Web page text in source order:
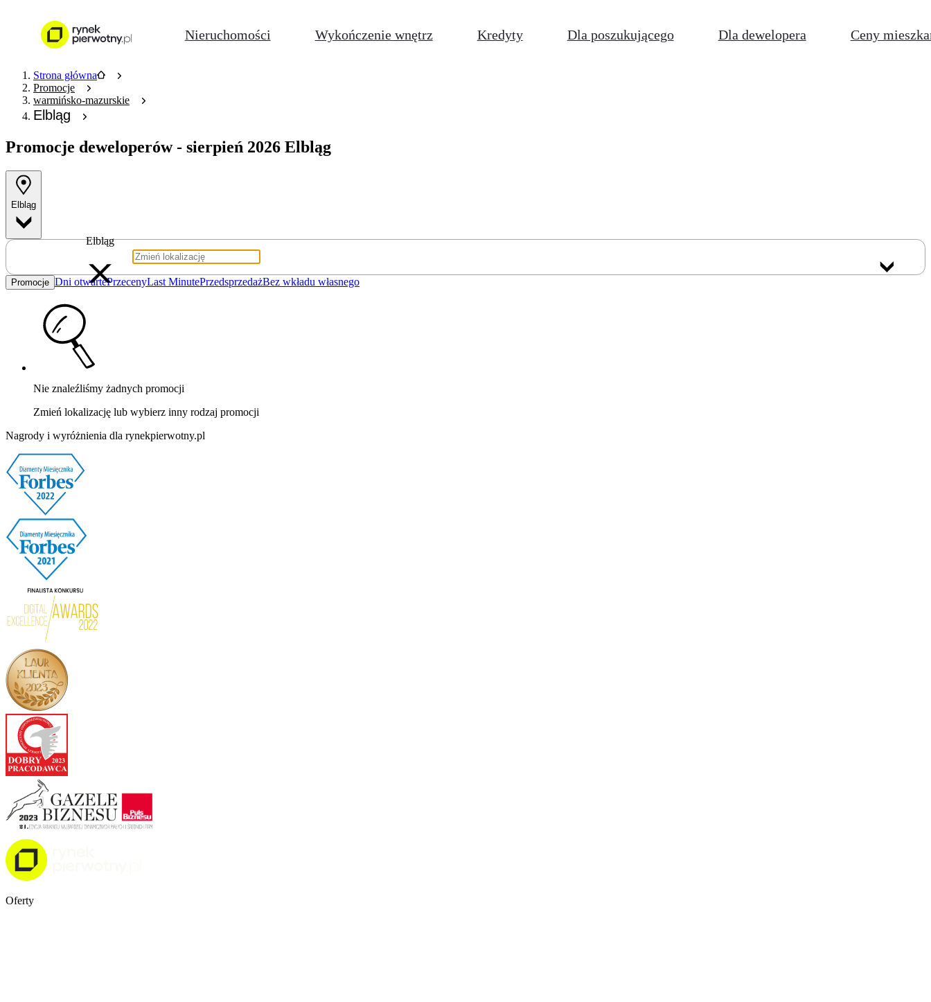
Nieruchomości Wykończenie wnętrz Kredyty Dla poszukującego Dla dewelopera Ceny
Strona główna
Promocje
warmińsko-mazurskie
Elbląg
Promocje deweloperów - sierpień 2026 Elbląg
Elbląg
Elbląg
Promocje Dni otwartePrzecenyLast MinutePrzedsprzedażBez wkładu własnego
Nie znaleźliśmy żadnych promocji
Zmień lokalizację lub wybierz inny rodzaj promocji
Nagrody i wyróżnienia dla rynekpierwotny.pl
Oferty